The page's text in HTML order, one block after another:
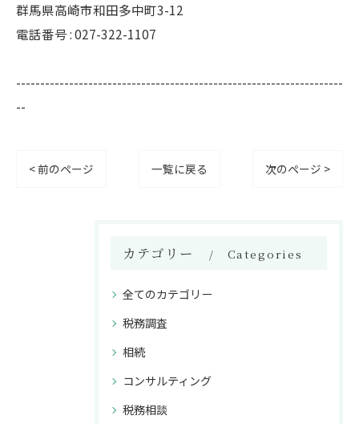
群馬県高崎市和田多中町3-12
電話番号 : 027-322-1107
--------------------------------------------------------------------
--
< 前のページ 一覧に戻る 次のページ >
カテゴリー Categories
全てのカテゴリー
税務調査
相続
コンサルティング
税務相談